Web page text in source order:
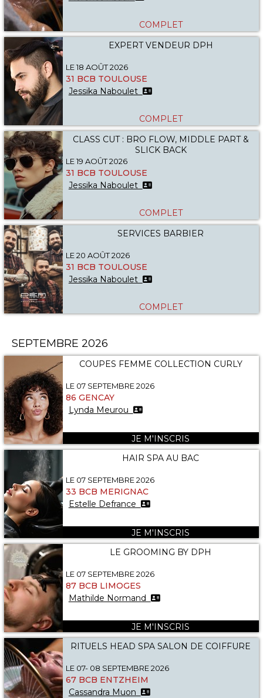
COMPLET
EXPERT VENDEUR DPH
LE 18 AOÛT 2026
31 BCB TOULOUSE
Jessika Naboulet
COMPLET
CLASS CUT : BRO FLOW, MIDDLE PART &
SLICK BACK
LE 19 AOÛT 2026
31 BCB TOULOUSE
Jessika Naboulet
COMPLET
SERVICES BARBIER
LE 20 AOÛT 2026
31 BCB TOULOUSE
Jessika Naboulet
COMPLET
SEPTEMBRE 2026
COUPES FEMME COLLECTION CURLY
LE 07 SEPTEMBRE 2026
86 GENCAY
Lynda Meurou
JE M'INSCRIS
HAIR SPA AU BAC
LE 07 SEPTEMBRE 2026
33 BCB MERIGNAC
Estelle Defrance
JE M'INSCRIS
LE GROOMING BY DPH
LE 07 SEPTEMBRE 2026
87 BCB LIMOGES
Mathilde Normand
JE M'INSCRIS
RITUELS HEAD SPA SALON DE COIFFURE
LE 07- 08 SEPTEMBRE 2026
67 BCB ENTZHEIM
Cassandra Muon